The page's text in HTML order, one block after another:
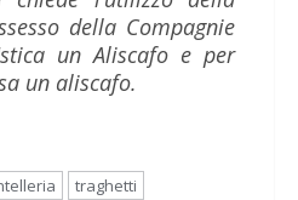
della Compagnie
un Aliscafo e per
un aliscafo.
traghetti